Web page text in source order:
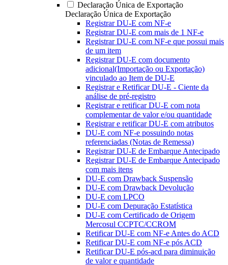
Declaração Única de Exportação
Declaração Única de Exportação
Registrar DU-E com NF-e
Registrar DU-E com mais de 1 NF-e
Registrar DU-E com NF-e que possui mais
de um item
Registrar DU-E com documento
adicional(Importação ou Exportação)
vinculado ao Item de DU-E
Registrar e Retificar DU-E - Ciente da
análise de pré-registro
Registrar e retificar DU-E com nota
complementar de valor e/ou quantidade
Registrar e retificar DU-E com atributos
DU-E com NF-e possuindo notas
referenciadas (Notas de Remessa)
Registrar DU-E de Embarque Antecipado
Registrar DU-E de Embarque Antecipado
com mais itens
DU-E com Drawback Suspensão
DU-E com Drawback Devolução
DU-E com LPCO
DU-E com Depuração Estatística
DU-E com Certificado de Origem
Mercosul CCPTC/CCROM
Retificar DU-E com NF-e Antes do ACD
Retificar DU-E com NF-e pós ACD
Retificar DU-E pós-acd para diminuição
de valor e quantidade